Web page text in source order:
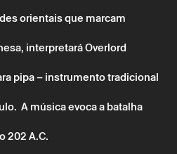
orientais que marcam
interpretará Overlord
pipa – instrumento tradicional
A música evoca a batalha
202 A.C.